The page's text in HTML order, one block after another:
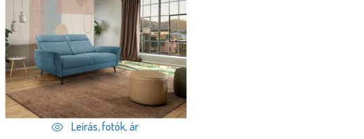
Leírás, fotók, ár